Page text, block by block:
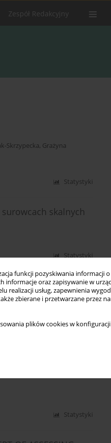
funkcji pozyskiwania informacji
oraz zapisywanie w
realizacji usług, zapewnienia
zbierane i przetwarzane przez
plików cookies w
Zespół Redakcyjny
Skrzypecka, Grażyna
Statystyki
skalnych
Statystyki
surowców skalnych
Statystyki